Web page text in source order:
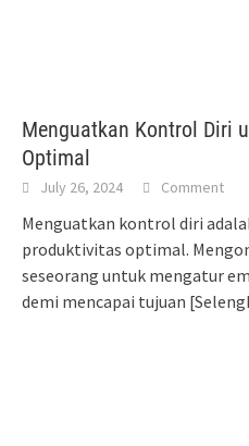
Menguatkan Kontrol Diri
Optimal
July 26, 2024 Comment
Menguatkan kontrol diri
produktivitas optimal.
seseorang untuk mengatur
demi mencapai tujuan